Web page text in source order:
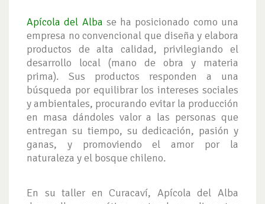
Apícola del Alba se ha posicionado como una
empresa no convencional que diseña y elabora
productos de alta calidad, privilegiando el
desarrollo local (mano de obra y materia
prima). Sus productos responden a una
búsqueda por equilibrar los intereses sociales
y ambientales, procurando evitar la producción
en masa dándoles valor a las personas que
entregan su tiempo, su dedicación, pasión y
ganas, y promoviendo el amor por la
naturaleza y el bosque chileno.
En su taller en Curacaví, Apícola del Alba